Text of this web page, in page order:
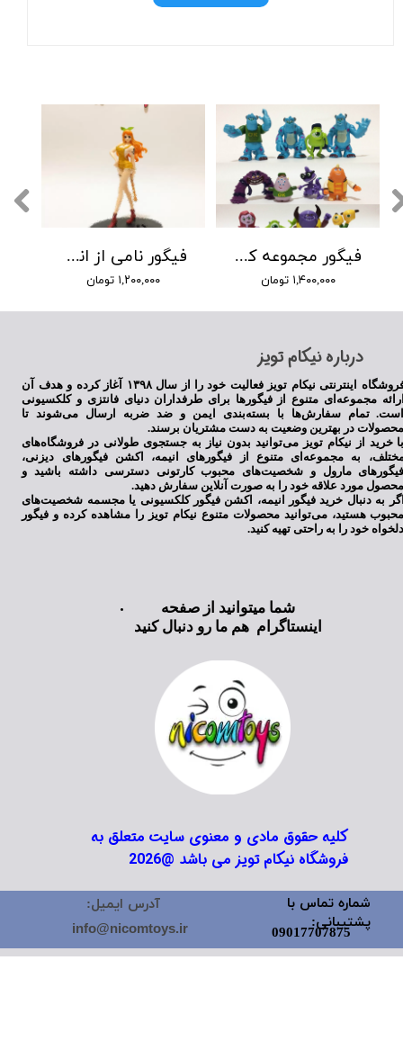
فیگور نامی از انیمه وان پیس
۱,۲۰۰,۰۰۰ تومان
فیگور مجموعه کارخانه هیولا ها
۱,۴۰۰,۰۰۰ تومان
​درباره نیکام تویز
فروشگاه اینترنتی نیکام تویز فعالیت خود را از سال ۱۳۹۸ آغاز کرده و هدف آن
مجموعه‌ای متنوع از فیگورها برای طرفداران دنیای فانتزی و کلکسیونی
تمام سفارش‌ها با بسته‌بندی ایمن و ضد ضربه ارسال می‌شوند تا
در بهترین وضعیت به دست مشتریان برسند.
خرید از نیکام تویز می‌توانید بدون نیاز به جستجوی طولانی در فروشگاه‌های
به مجموعه‌ای متنوع از فیگورهای انیمه، اکشن فیگورهای دیزنی،
مارول و شخصیت‌های محبوب کارتونی دسترسی داشته باشید و
مورد علاقه خود را به صورت آنلاین سفارش دهید.
به دنبال خرید فیگور انیمه، اکشن فیگور کلکسیونی یا مجسمه شخصیت‌های
هستید، می‌توانید محصولات متنوع نیکام تویز را مشاهده کرده و فیگور
خود را به راحتی تهیه کنید.
کلیه حقوق مادی و معنوی سایت متعلق به
فروشگاه نیکام تویز می باشد @2026
شما میتوانید از صفحه
اینستاگرام هم ما رو دنبال کنید
شماره تماس با
پشتیبانی:
09017707875
آدرس ایمیل:
info@nicomtoys.ir